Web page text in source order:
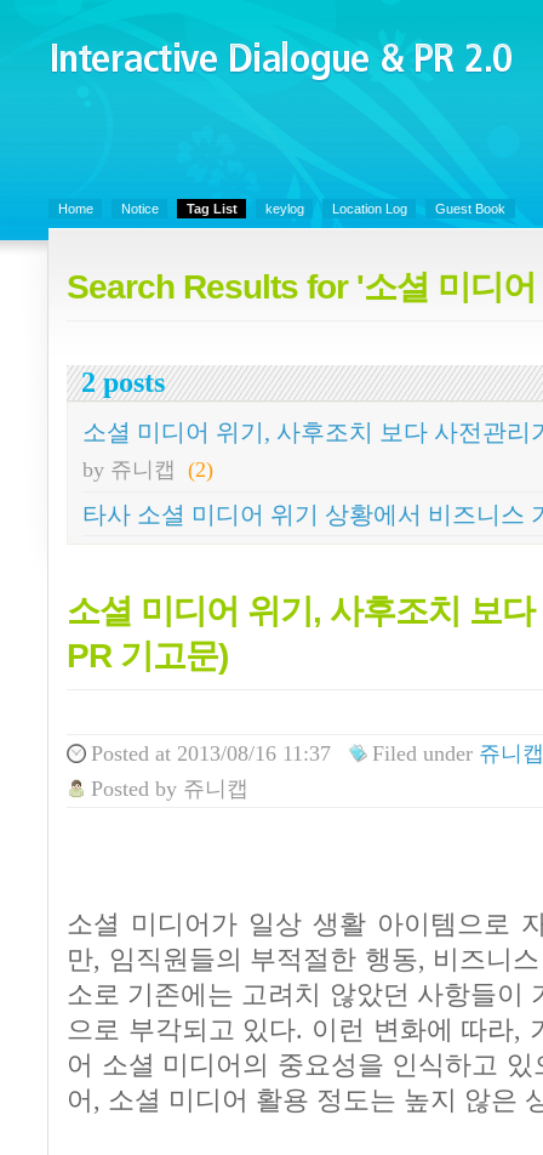
Interactive Dialogue &
PR 2.0
Home Notice Tag List keylog Location Log Guest Book
Search Results for '소셜 미디어
2 posts
소셜 미디어 위기, 사후조치 보다 사전관리
by 쥬니캡 (2)
타사 소셜 미디어 위기 상황에서 비즈니스
소셜 미디어 위기, 사후조치 보
PR 기고문)
Posted at 2013/08/16 11:37 Filedunder 쥬니
Posted by 쥬니캡
소셜 미디어가 일상 생활 아이템으로
만, 임직원들의 부적절한 행동, 비즈니
소로 기존에는 고려치 않았던 사항들이
으로 부각되고 있다. 이런 변화에 따라,
어 소셜 미디어의 중요성을 인식하고
어, 소셜 미디어 활용 정도는 높지 않은